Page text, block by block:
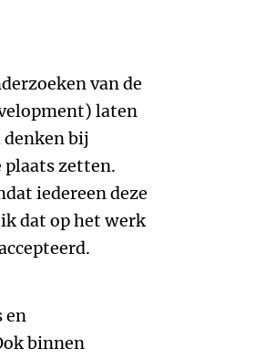
van de
laten
bij
plaats zetten.
iedereen deze
dat op het werk
en
binnen